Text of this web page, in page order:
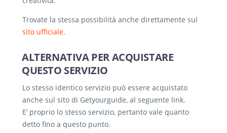
Trovate la stessa possibilità anche direttamente sul
sito ufficiale.
ALTERNATIVA PER ACQUISTARE
QUESTO SERVIZIO
Lo stesso identico servizio può essere acquistato
anche sul sito di Getyourguide, al seguente link.
E’ proprio lo stesso servizio, pertanto vale quanto
detto fino a questo punto.